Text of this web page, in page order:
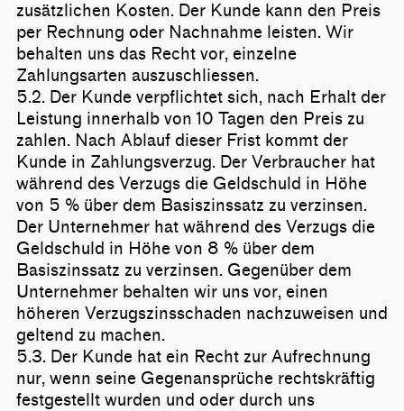
zusätzlichen Kosten. Der Kunde kann den Preis
per Rechnung oder Nachnahme leisten. Wir
behalten uns das Recht vor, einzelne
Zahlungsarten auszuschliessen.
5.2. Der Kunde verpflichtet sich, nach Erhalt der
Leistung innerhalb von 10 Tagen den Preis zu
zahlen. Nach Ablauf dieser Frist kommt der
Kunde in Zahlungsverzug. Der Verbraucher hat
während des Verzugs die Geldschuld in Höhe
von 5 % über dem Basiszinssatz zu verzinsen.
Der Unternehmer hat während des Verzugs die
Geldschuld in Höhe von 8 % über dem
Basiszinssatz zu verzinsen. Gegenüber dem
Unternehmer behalten wir uns vor, einen
höheren Verzugszinsschaden nachzuweisen und
geltend zu machen.
5.3. Der Kunde hat ein Recht zur Aufrechnung
nur, wenn seine Gegenansprüche rechtskräftig
festgestellt wurden und oder durch uns